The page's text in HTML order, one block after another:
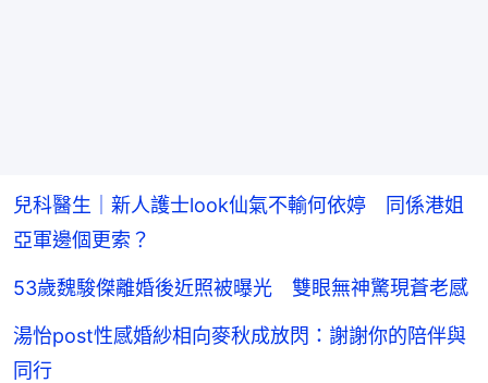
兒科醫生｜新人護士look仙氣不輸何依婷 同係港姐
亞軍邊個更索？
53歲魏駿傑離婚後近照被曝光 雙眼無神驚現蒼老感
湯怡post性感婚紗相向麥秋成放閃：謝謝你的陪伴與
同行